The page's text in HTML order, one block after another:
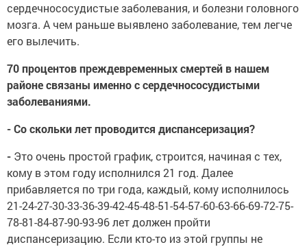
сердечнососудистые заболевания, и болезни головного
мозга. А чем раньше выявлено заболевание, тем легче
его вылечить.
70 процентов преждевременных смертей в нашем
районе связаны именно с сердечнососудистыми
заболеваниями.
- Со скольки лет проводится диспансеризация?
- Это очень простой график, строится, начиная с тех,
кому в этом году исполнился 21 год. Далее
прибавляется по три года, каждый, кому исполнилось
21-24-27-30-33-36-39-42-45-48-51-54-57-60-63-66-69-72-75-
78-81-84-87-90-93-96 лет должен пройти
диспансеризацию. Если кто-то из этой группы не